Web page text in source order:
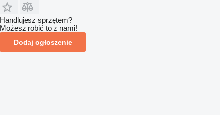
Handlujesz sprzętem?
Możesz robić to z nami!
Dodaj ogłoszenie